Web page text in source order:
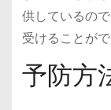
供しているの
受けることがで
予防方